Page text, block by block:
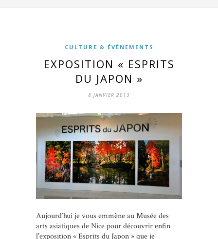
CULTURE & ÉVÈNEMENTS
EXPOSITION « ESPRITS
DU JAPON »
8 JANVIER 2013
Aujourd’hui je vous emmène au Musée des
arts asiatiques de Nice pour découvrir enfin
l’exposition « Esprits du Japon » que je